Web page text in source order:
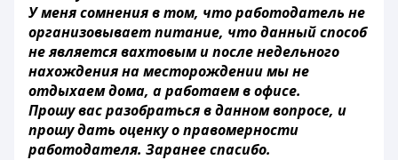
У меня сомнения в том, что работодатель не
организовывает питание, что данный способ
не является вахтовым и после недельного
нахождения на месторождении мы не
отдыхаем дома, а работаем в офисе.
Прошу вас разобраться в данном вопросе, и
прошу дать оценку о правомерности
работодателя. Заранее спасибо.